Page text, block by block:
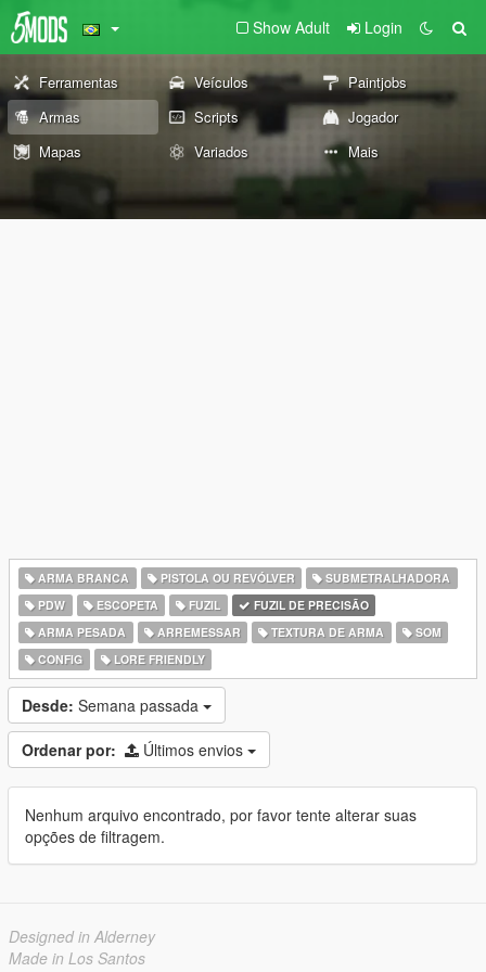
Show Adult Login
Ferramentas Veículos
Paintjobs
Armas
Scripts
Jogador
Mapas
Variados Mais
ARMA BRANCA PISTOLA OU REVÓLVER
SUBMETRALHADORA
PDW
ESCOPETA FUZIL
FUZIL DE PRECISÃO
ARMA PESADA
ARREMESSAR TEXTURA DE ARMA
SOM
CONFIG
LORE FRIENDLY
Desde: Semana passada
Ordenar por: Últimos envios
Nenhum arquivo encontrado, por favor tente alterar suas
opções de filtragem.
Designed in Alderney
Made in Los Santos